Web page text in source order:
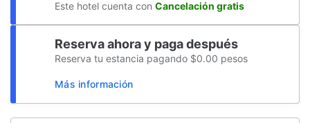
Golf
Este hotel cuenta con Cancelación gratis
Reserva ahora y paga después
Reserva tu estancia pagando $0.00 pesos
Más información